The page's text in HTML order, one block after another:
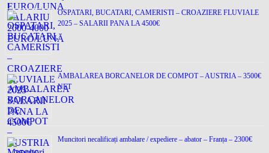
OSPATARI, BUCATARI, CAMERISTI – CROAZIERE FLUVIALE
2025 – SALARII PANA LA 4500€
AMBALAREA BORCANELOR DE COMPOT – AUSTRIA – 3500€
NET
Muncitori necalificați ambalare / expediere – abator – Franța – 2300€